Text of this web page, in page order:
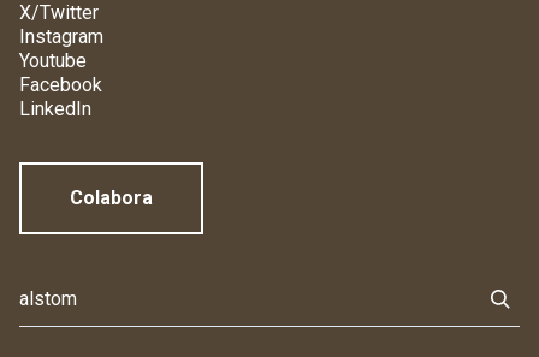
X/Twitter
Instagram
Youtube
Facebook
LinkedIn
Colabora